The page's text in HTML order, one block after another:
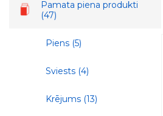
Pamata piena produkti
(47)
Piens (5)
Sviests (4)
Krējums (13)